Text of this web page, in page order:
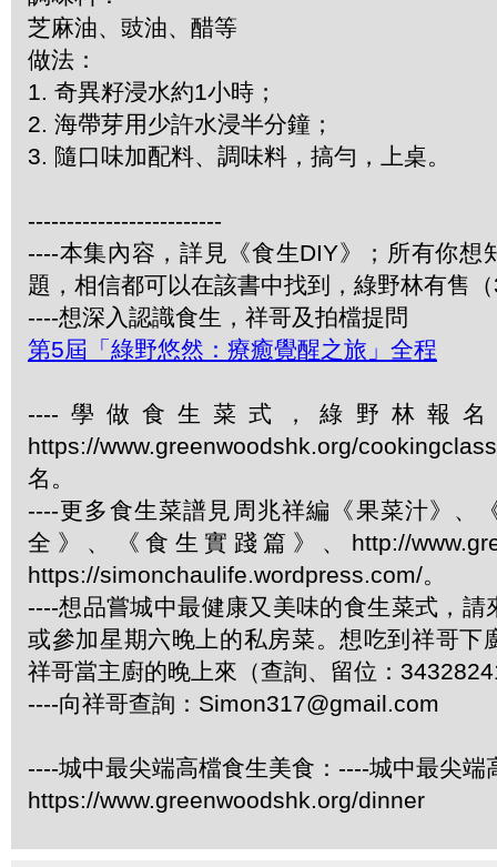
芝麻油、豉油、醋等
做法：
1. 奇異籽浸水約1小時；
2. 海帶芽用少許水浸半分鐘；
3. 隨口味加配料、調味料，搞勻，上桌。
-------------------------
----本集內容，詳見《食生DIY》；所有你想
題，相信都可以在該書中找到，綠野林有售
----想深入認識食生，祥哥及拍檔提問
第5屆「綠野悠然：療癒覺醒之旅」全程
----學做食生菜式，綠野林報
https://www.greenwoodshk.org/
名。
----更多食生菜譜見周兆祥編《果菜汁》、
全》、《食生實踐篇》、http://
https://simonchaulife.wordpress.com/。
----想品嘗城中最健康又美味的食生菜式，請
或參加星期六晚上的私房菜。想吃到祥哥下
祥哥當主廚的晚上來（查詢、留位：
----向祥哥查詢： Simon317@gmail.com
----城中最尖端高檔食生美食：----城中最尖端
https://www.greenwoodshk.org/dinner